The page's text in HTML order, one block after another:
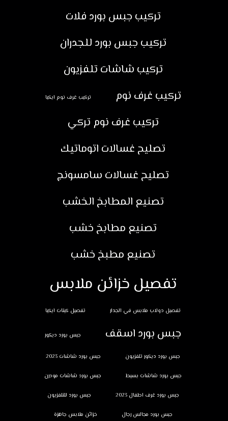
تركيب جبس بورد فلات
تركيب جبس بورد للجدران
تركيب شاشات تلفزيون
تركيب غرف نوم
تركيب غرف نوم ايكيا
تركيب غرف نوم تركي
تصليح غسالات اتوماتيك
تصليح غسالات سامسونج
تصنيع المطابخ الخشب
تصنيع مطابخ خشب
تصنيع مطبخ خشب
تفصيل خزائن ملابس
تفصيل دولاب ملابس في الجدار تفصيل كبتات ايكيا
جبس بورد اسقف جبس بورد ديكور
جبس بورد ديكور تلفزيون جبس بورد شاشات 2023
جبس بورد شاشات بسيط جبس بورد شاشات مودرن
جبس بورد غرف اطفال 2023 جبس بورد للتلفزيون
جبس بورد مجالس رجال خزائن ملابس جاهزة